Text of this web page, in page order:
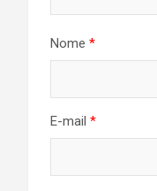
Nome *
E-mail *